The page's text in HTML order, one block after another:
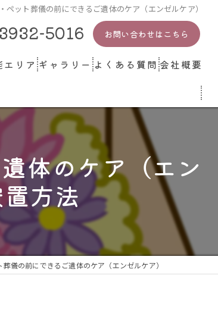
ペット葬儀の前にできるご遺体のケア（エンゼルケア）
5016 お問い合わせはこちら
リア ギャラリー よくある質問 会社概要
ペット関連業者・施設・リンク
体のケア（エン
方法
葬儀の前にできるご遺体のケア（エンゼルケア）